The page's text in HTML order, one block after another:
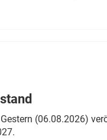
(06.08.2026)